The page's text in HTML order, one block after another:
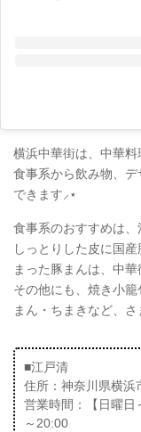
横浜中華街は、中華料
食事系から飲み物、
できます⸝⋆
食事系のおすすめは、
しっとりした皮に国
まった豚まんは、中
その他にも、焼き小
まん・ちまきなど、
■江戸清
住所：神奈川県横浜
営業時間：【日曜
～20:00